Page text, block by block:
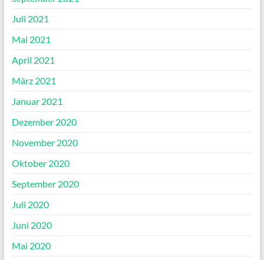
Juli 2021
Mai 2021
April 2021
März 2021
Januar 2021
Dezember 2020
November 2020
Oktober 2020
September 2020
Juli 2020
Juni 2020
Mai 2020